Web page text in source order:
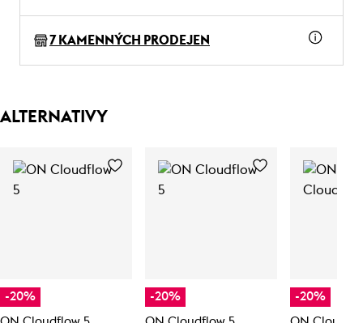
7 KAMENNÝCH PRODEJEN
ALTERNATIVY
-20% -20% -20%